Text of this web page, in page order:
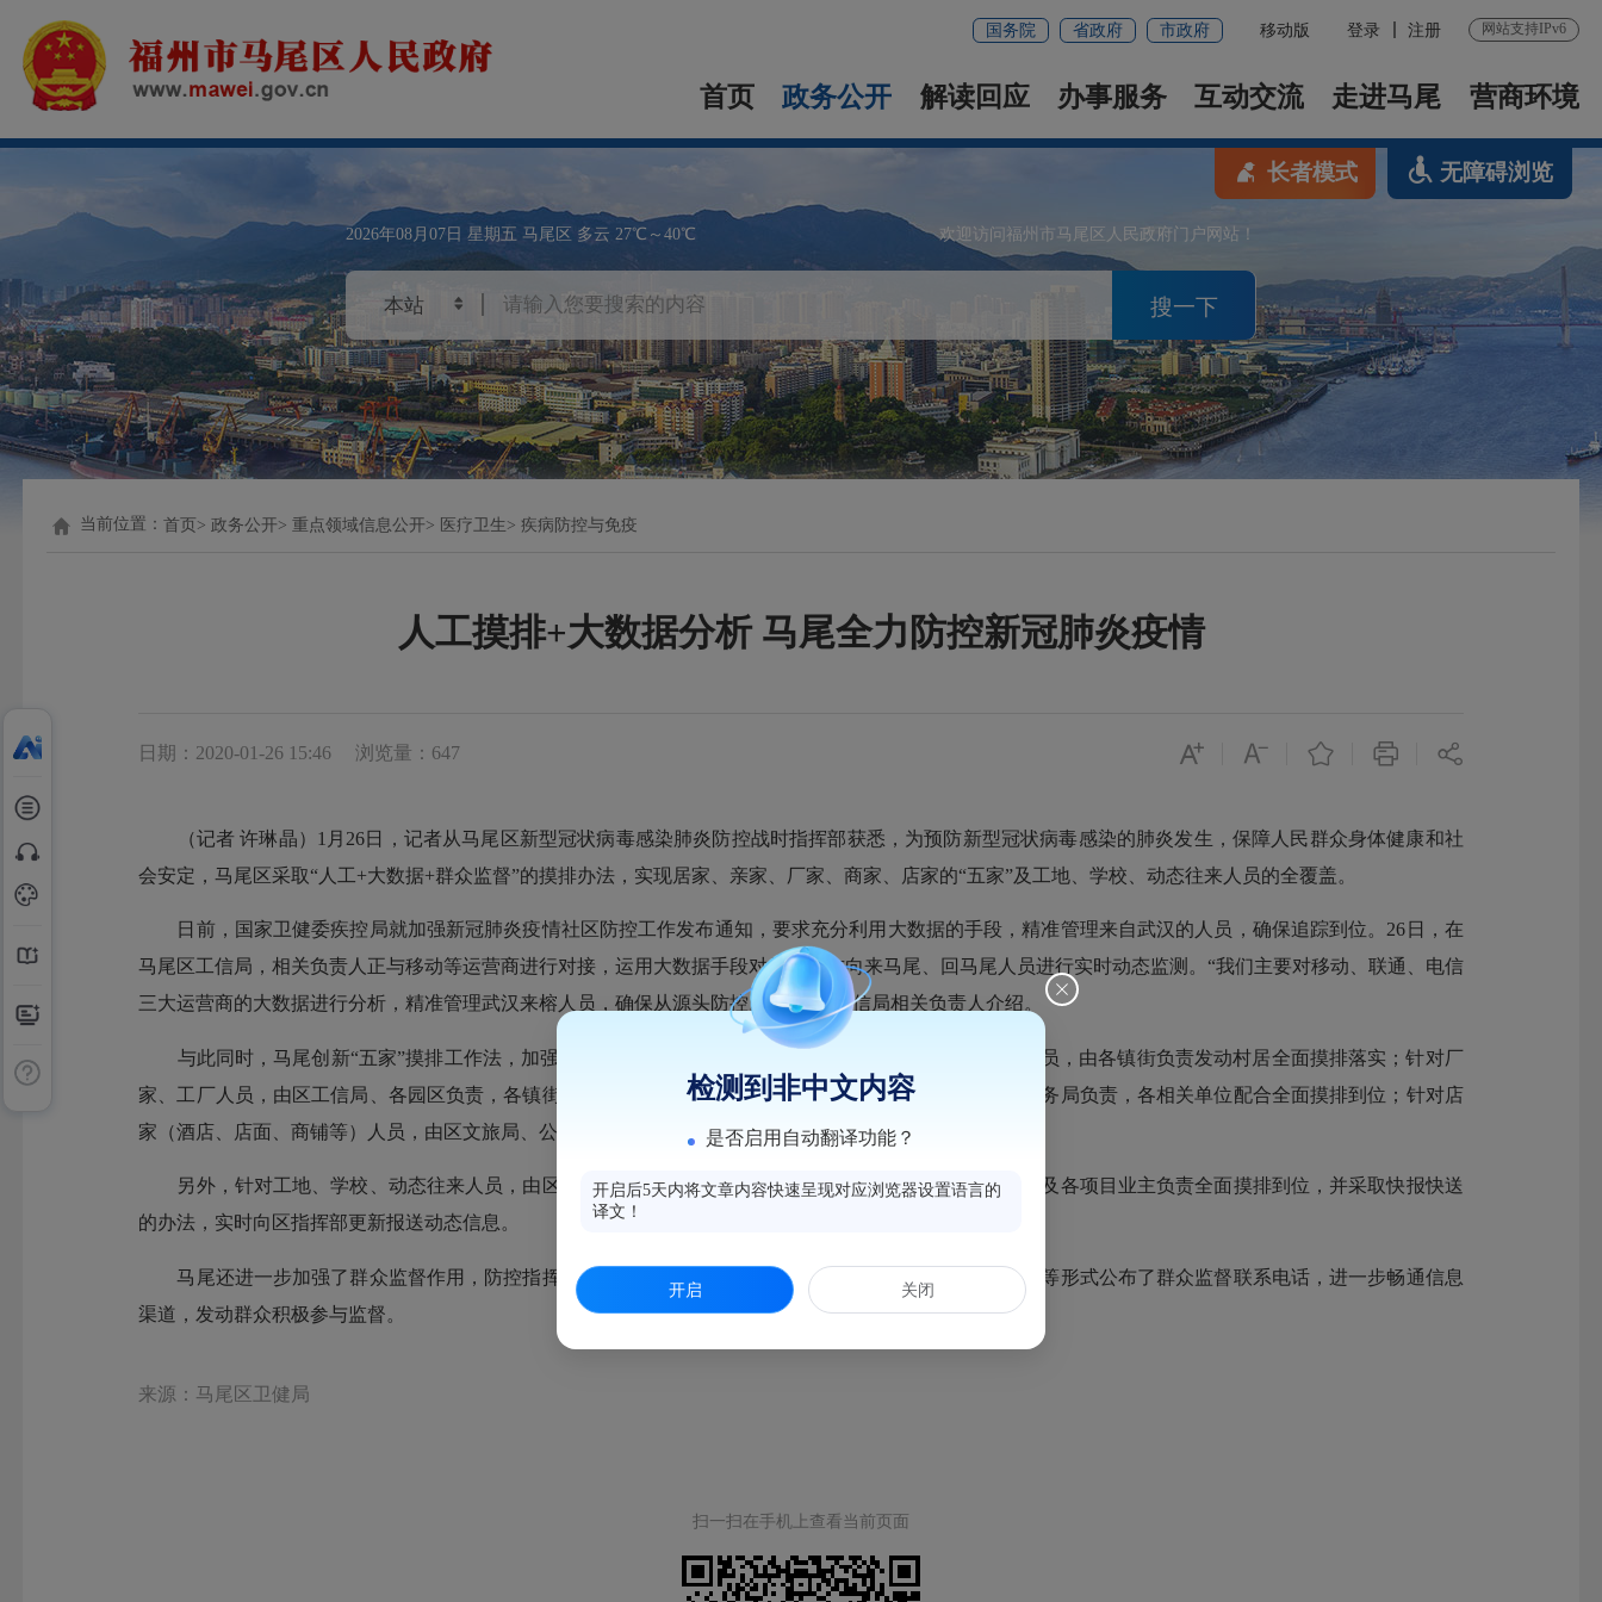
国务院 省政府 市政府 移动版 登录 注册 网站支持IPv6
首页 政务公开 解读回应 办事服务 互动交流 走进马尾 营商环境
2026年08月07日 星期五 马尾区 多云 27℃～40℃ 欢迎访问福州市马尾区人民政府门户网站！
搜一下
长者模式 无障碍浏览
当前位置：首页 政务公开 重点领域信息公开 医疗卫生 疾病防控与免疫
人工摸排+大数据分析 马尾全力防控新冠肺炎疫情
日期：2020-01-26 15:46 浏览量：647
（记者 许琳晶）1月26日，记者从马尾区新型冠状病毒感染肺炎防控战时指挥部获悉，为预防新型冠状病毒感染的肺炎发生，保障人民群众身体健康和社
会安定，马尾区采取“人工+大数据+群众监督”的摸排办法，实现居家、亲家、厂家、商家、店家的“五家”及工地、学校、动态往来人员的全覆盖。
日前，国家卫健委疾控局就加强新冠肺炎疫情社区防控工作发布通知，要求充分利用大数据的手段，精准管理来自武汉的人员，确保追踪到位。26日，在
马尾区工信局，相关负责人正与移动等运营商进行对接，运用大数据手段对从武汉方向来马尾、回马尾人员进行实时动态监测。“我们主要对移动、联通、电信
三大运营商的大数据进行分析，精准管理武汉来榕人员，确保从源头防控。”马尾区工信局相关负责人介绍。
与此同时，马尾创新“五家”摸排工作法，加强部门间的联防联控机制：针对居家、亲家（走亲访友）人员，由各镇街负责发动村居全面摸排落实；针对厂
家、工厂人员，由区工信局、各园区负责，各镇街配合全面摸排到位；针对商家人员，由区市场监管局、商务局负责，各相关单位配合全面摸排到位；针对店
家（酒店、店面、商铺等）人员，由区文旅局、公安局、商务局负责，各镇街配合全面摸排到位。
另外，针对工地、学校、动态往来人员，由区住建局、交通局、教育局、文旅局、公安局等主管部门以及各项目业主负责全面摸排到位，并采取快报快送
的办法，实时向区指挥部更新报送动态信息。
马尾还进一步加强了群众监督作用，防控指挥部、各镇街、村居利用新闻、宣传单、社区公告、小广播等形式公布了群众监督联系电话，进一步畅通信息
渠道，发动群众积极参与监督。
来源：马尾区卫健局
扫一扫在手机上查看当前页面
检测到非中文内容
是否启用自动翻译功能？
开启后5天内将文章内容快速呈现对应浏览器设置语言的
译文！
开启 关闭